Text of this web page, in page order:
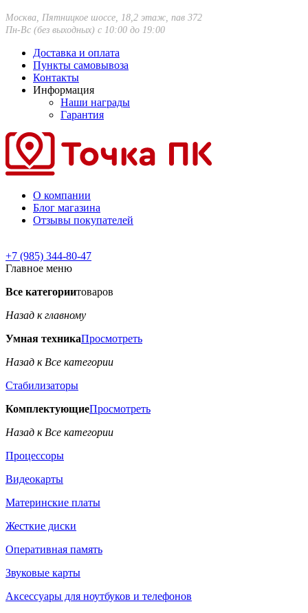
Москва, Пятницкое шоссе, 18,2 этаж, пав 372
Пн-Вс (без выходных) с 10:00 до 19:00
Доставка и оплата
Пункты самовывоза
Контакты
Информация
Наши награды
Гарантия
О компании
Блог магазина
Отзывы покупателей
+7 (985) 344-80-47
Главное меню
Все категориитоваров
Назад к главному
Умная техникаПросмотреть
Назад к Все категории
Стабилизаторы
КомплектующиеПросмотреть
Назад к Все категории
Процессоры
Видеокарты
Материнские платы
Жесткие диски
Оперативная память
Звуковые карты
Аксессуары для ноутбуков и телефонов